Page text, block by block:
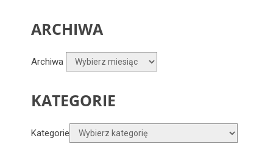
ARCHIWA
Archiwa
KATEGORIE
Kategorie